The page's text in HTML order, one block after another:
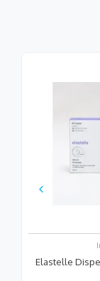
Elastelle